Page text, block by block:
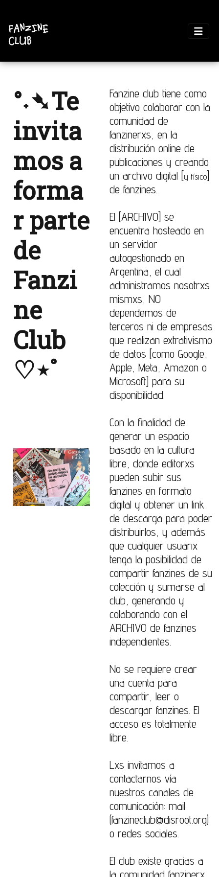
°˖➴Te
invita
mos a
forma
r parte
de
Fanzi
ne
Club
♡⋆˚
Fanzine club tiene como
objetivo colaborar con la
comunidad de
fanzinerxs, en la
distribución online de
publicaciones y creando
un archivo digital [y físico]
de fanzines.
El [ARCHIVO] se
encuentra hosteado en
un servidor
autogestionado en
Argentina, el cual
administramos nosotrxs
mismxs, NO
dependemos de
terceros ni de empresas
que realizan extrativismo
de datos [como Google,
Apple, Meta, Amazon o
Microsoft] para su
disponibilidad.
Con la finalidad de
generar un espacio
basado en la cultura
libre, donde editorxs
pueden subir sus
fanzines en formato
digital y obtener un link
de descarga para poder
distribuirlos, y además
que cualquier usuarix
tenga la posibilidad de
compartir fanzines de su
colección y sumarse al
club, generando y
colaborando con el
ARCHIVO de fanzines
independientes.
No se requiere crear
una cuenta para
compartir, leer o
descargar fanzines. El
acceso es totalmente
libre.
Lxs invitamos a
contactarnos vía
nuestros canales de
comunicación: mail
(fanzineclub@disroot.org)
o redes sociales.
El club existe gracias a
la comunidad fanzinerx